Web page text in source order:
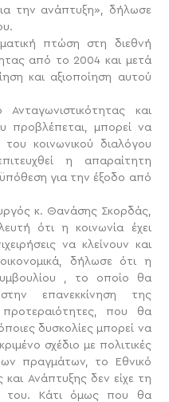
την ανάπτυξη», δήλωσε
πτώση στη διεθνή
από το 2004 και μετά
και αξιοποίηση αυτού
και
προβλέπεται, μπορεί να
κοινωνικού διαλόγου
η απαραίτητη
για την έξοδο από
κ. Θανάσης Σκορδάς,
ότι η κοινωνία έχει
να κλείνουν και
δήλωσε ότι η
, το οποίο θα
επανεκκίνηση της
προτεραιότητες, που θα
δυσκολίες μπορεί να
σχέδιο με πολιτικές
πραγμάτων, το Εθνικό
και Ανάπτυξης δεν είχε τη
του. Κάτι όμως που θα